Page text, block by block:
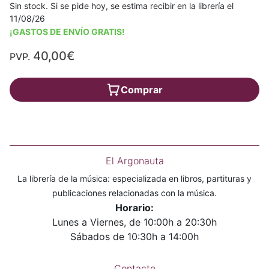
Sin stock. Si se pide hoy, se estima recibir en la librería el
11/08/26
¡GASTOS DE ENVÍO GRATIS!
PVP. 40,00€
Comprar
El Argonauta
La librería de la música: especializada en libros, partituras y
publicaciones relacionadas con la música.
Horario:
Lunes a Viernes, de 10:00h a 20:30h
Sábados de 10:30h a 14:00h